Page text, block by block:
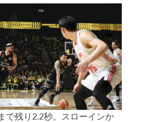
で残り2.2秒。スローインか